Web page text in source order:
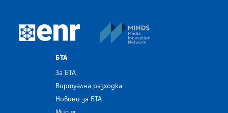
European Newsroom
БТА
За БТА
Виртуална разходка
Новини за БТА